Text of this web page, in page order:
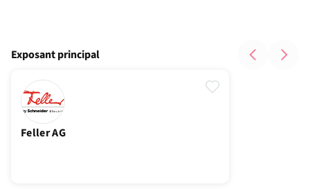
Feller AG
Exposant principal